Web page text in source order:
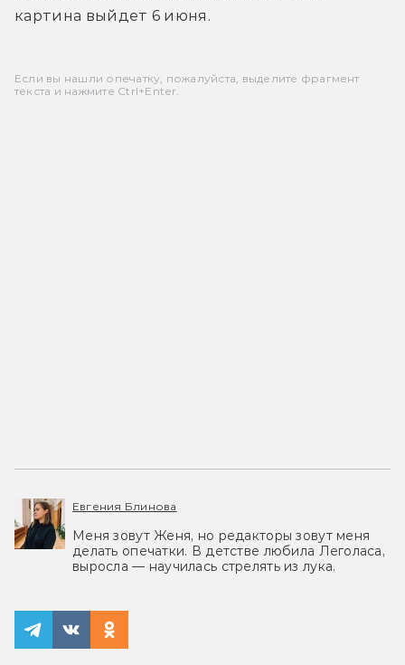
картина выйдет 6 июня.
Если вы нашли опечатку, пожалуйста, выделите фрагмент
текста и нажмите Ctrl+Enter.
Евгения Блинова
Меня зовут Женя, но редакторы зовут меня
делать опечатки. В детстве любила Леголаса,
выросла — научилась стрелять из лука.